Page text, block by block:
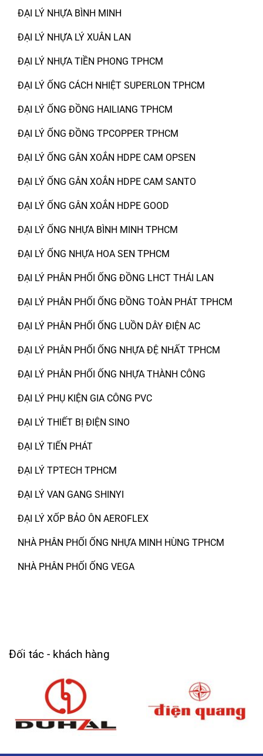
ĐẠI LÝ NHỰA BÌNH MINH
ĐẠI LÝ NHỰA LÝ XUÂN LAN
ĐẠI LÝ NHỰA TIỀN PHONG TPHCM
ĐẠI LÝ ỐNG CÁCH NHIỆT SUPERLON TPHCM
ĐẠI LÝ ỐNG ĐỒNG HAILIANG TPHCM
ĐẠI LÝ ỐNG ĐỒNG TPCOPPER TPHCM
ĐẠI LÝ ỐNG GÂN XOẮN HDPE CAM OPSEN
ĐẠI LÝ ỐNG GÂN XOẮN HDPE CAM SANTO
ĐẠI LÝ ỐNG GÂN XOẮN HDPE GOOD
ĐẠI LÝ ỐNG NHỰA BÌNH MINH TPHCM
ĐẠI LÝ ỐNG NHỰA HOA SEN TPHCM
ĐẠI LÝ PHÂN PHỐI ỐNG ĐỒNG LHCT THÁI LAN
ĐẠI LÝ PHÂN PHỐI ỐNG ĐỒNG TOÀN PHÁT TPHCM
ĐẠI LÝ PHÂN PHỐI ỐNG LUỒN DÂY ĐIỆN AC
ĐẠI LÝ PHÂN PHỐI ỐNG NHỰA ĐỆ NHẤT TPHCM
ĐẠI LÝ PHÂN PHỐI ỐNG NHỰA THÀNH CÔNG
ĐẠI LÝ PHỤ KIỆN GIA CÔNG PVC
ĐẠI LÝ THIẾT BỊ ĐIỆN SINO
ĐẠI LÝ TIẾN PHÁT
ĐẠI LÝ TPTECH TPHCM
ĐẠI LÝ VAN GANG SHINYI
ĐẠI LÝ XỐP BẢO ÔN AEROFLEX
NHÀ PHÂN PHỐI ỐNG NHỰA MINH HÙNG TPHCM
NHÀ PHÂN PHỐI ỐNG VEGA
Đối tác - khách hàng